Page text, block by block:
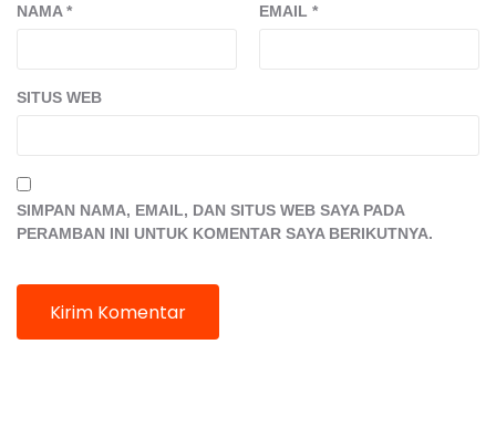
NAMA* EMAIL *
SITUS WEB
SIMPAN NAMA, EMAIL, DAN SITUS WEB SAYA PADA
PERAMBAN INI UNTUK KOMENTAR SAYA BERIKUTNYA.